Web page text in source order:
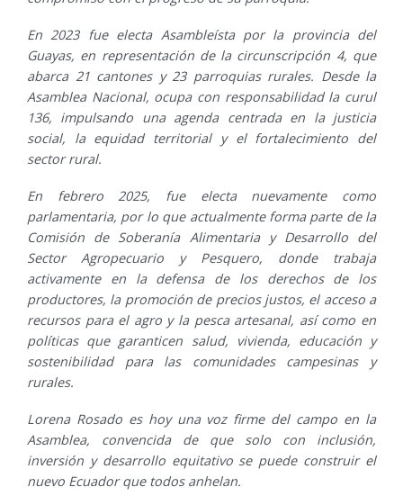
En 2023 fue electa Asambleísta por la provincia del
Guayas, en representación de la circunscripción 4, que
abarca 21 cantones y 23 parroquias rurales. Desde la
Asamblea Nacional, ocupa con responsabilidad la curul
136, impulsando una agenda centrada en la justicia
social, la equidad territorial y el fortalecimiento del
sector rural.
En febrero 2025, fue electa nuevamente como
parlamentaria, por lo que actualmente forma parte de la
Comisión de Soberanía Alimentaria y Desarrollo del
Sector Agropecuario y Pesquero, donde trabaja
activamente en la defensa de los derechos de los
productores, la promoción de precios justos, el acceso a
recursos para el agro y la pesca artesanal, así como en
políticas que garanticen salud, vivienda, educación y
sostenibilidad para las comunidades campesinas y
rurales.
Lorena Rosado es hoy una voz firme del campo en la
Asamblea, convencida de que solo con inclusión,
inversión y desarrollo equitativo se puede construir el
nuevo Ecuador que todos anhelan.